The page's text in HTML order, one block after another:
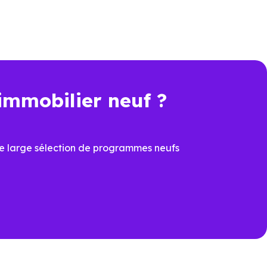
(92270)
neuf ?
large sélection de programmes neufs